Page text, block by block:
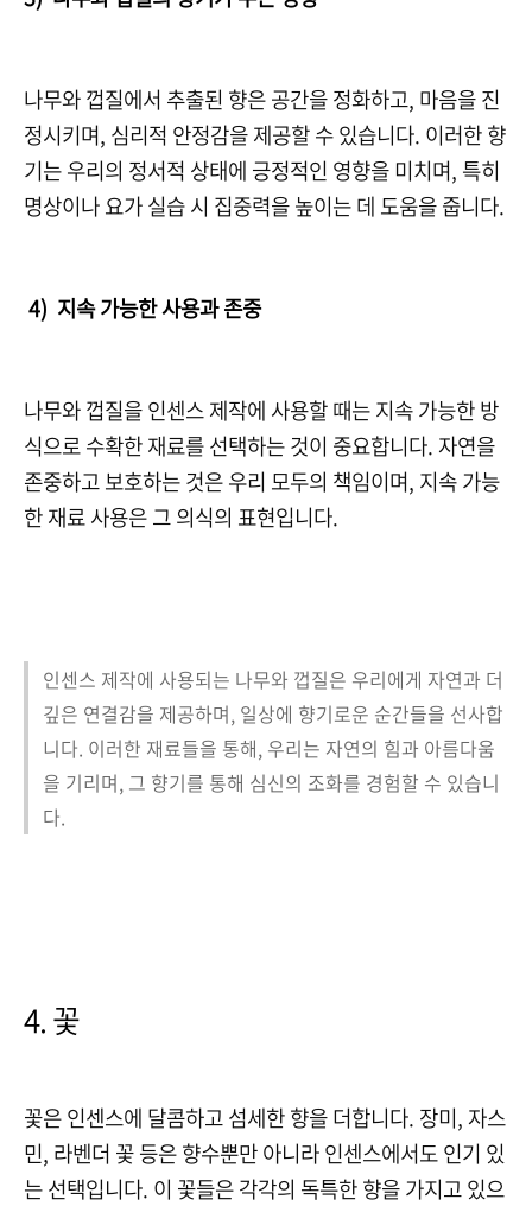
나무와 껍질에서 추출된 향은 공간을 정화하고, 마음을 진
정시키며, 심리적 안정감을 제공할 수 있습니다. 이러한 향
기는 우리의 정서적 상태에 긍정적인 영향을 미치며, 특히
명상이나 요가 실습 시 집중력을 높이는 데 도움을 줍니다.
4) 지속 가능한 사용과 존중
나무와 껍질을 인센스 제작에 사용할 때는 지속 가능한 방
식으로 수확한 재료를 선택하는 것이 중요합니다. 자연을
존중하고 보호하는 것은 우리 모두의 책임이며, 지속 가능
한 재료 사용은 그 의식의 표현입니다.
인센스 제작에 사용되는 나무와 껍질은 우리에게 자연과 더
깊은 연결감을 제공하며, 일상에 향기로운 순간들을 선사합
니다. 이러한 재료들을 통해, 우리는 자연의 힘과 아름다움
을 기리며, 그 향기를 통해 심신의 조화를 경험할 수 있습니
다.
4. 꽃
꽃은 인센스에 달콤하고 섬세한 향을 더합니다. 장미, 자스
민, 라벤더 꽃 등은 향수뿐만 아니라 인센스에서도 인기 있
는 선택입니다. 이 꽃들은 각각의 독특한 향을 가지고 있으